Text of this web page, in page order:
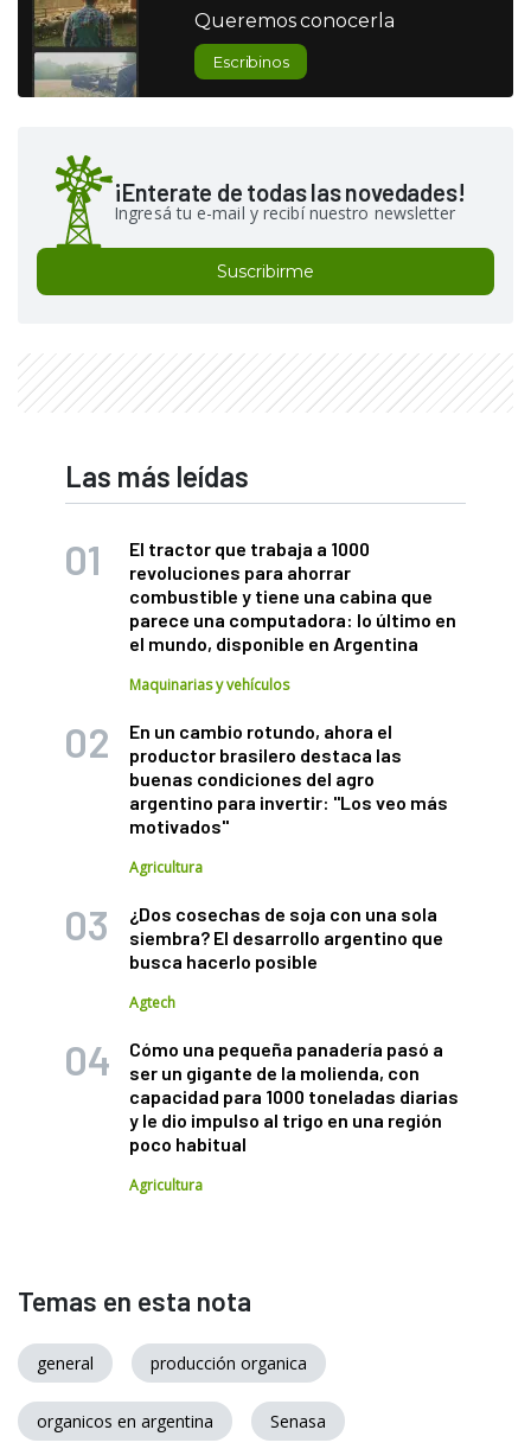
Queremos conocerla
Escribinos
¡Enterate de todas las novedades!
Ingresá tu e-mail y recibí nuestro newsletter
Suscribirme
Las más leídas
El tractor que trabaja a 1000
revoluciones para ahorrar
combustible y tiene una cabina que
parece una computadora: lo último en
el mundo, disponible en Argentina
Maquinarias y vehículos
En un cambio rotundo, ahora el
productor brasilero destaca las
buenas condiciones del agro
argentino para invertir: "Los veo más
motivados"
Agricultura
¿Dos cosechas de soja con una sola
siembra? El desarrollo argentino que
busca hacerlo posible
Agtech
Cómo una pequeña panadería pasó a
ser un gigante de la molienda, con
capacidad para 1000 toneladas diarias
y le dio impulso al trigo en una región
poco habitual
Agricultura
Temas en esta nota
general producción organica
organicos en argentina Senasa